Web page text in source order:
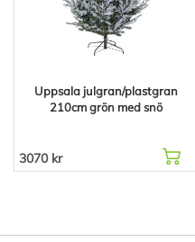
Uppsala julgran/plastgran
210cm grön med snö
3070 kr